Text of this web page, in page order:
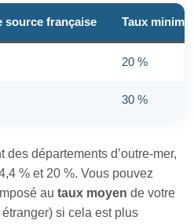
source française Taux
20 %
30 %
départements d’outre-mer,
% et 20 %. Vous pouvez
au taux moyen de votre
si cela est plus